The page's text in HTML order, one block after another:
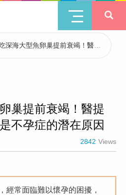
深海大型魚卵巢提前衰竭！醫提
巢提前衰竭！醫提
不孕症的潛在原因
2842 Views
經常面臨難以懷孕的困擾，